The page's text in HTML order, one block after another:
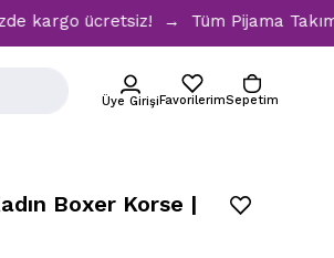
ücretsiz! → Tüm Pijama
Üye GirişiFavorilerimSepetim
Boxer Korse |